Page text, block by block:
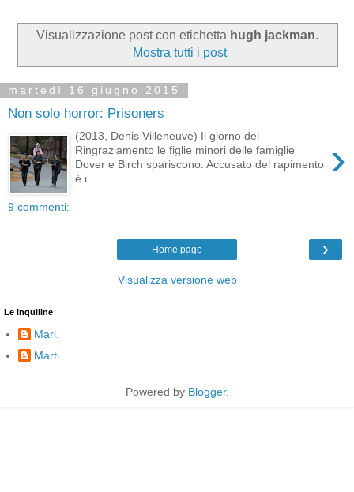
Visualizzazione post con etichetta hugh jackman.
Mostra tutti i post
martedì 16 giugno 2015
Non solo horror: Prisoners
›
(2013, Denis Villeneuve) Il giorno del
Ringraziamento le figlie minori delle famiglie
Dover e Birch spariscono. Accusato del rapimento
è i...
9 commenti:
›
Home page
Visualizza versione web
Le inquiline
Mari.
Marti
Powered by Blogger.